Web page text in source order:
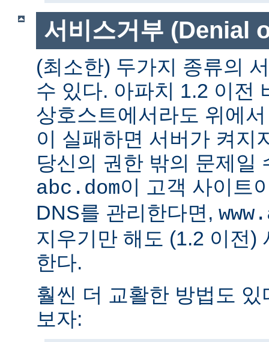
서비스거부 (Denial
(최소한) 두가지 종류의
수 있다. 아파치 1.2 이전
상호스트에서라도 위에
이 실패하면 서버가 켜지
당신의 권한 밖의 문제일
abc.dom이 고객 사이트
DNS를 관리한다면,
지우기만 해도 (1.2 이전)
한다.
훨씬 더 교활한 방법도
보자: